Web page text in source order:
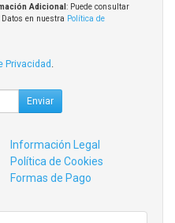
Adicional : Puede consultar
en nuestra Política de
Privacidad
Enviar
Información Legal
Política de Cookies
Formas de Pago